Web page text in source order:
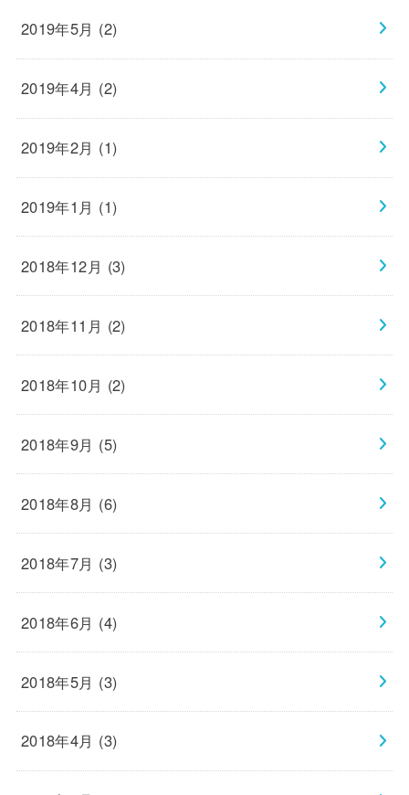
2019年5月 (2)
2019年4月 (2)
2019年2月 (1)
2019年1月 (1)
2018年12月 (3)
2018年11月 (2)
2018年10月 (2)
2018年9月 (5)
2018年8月 (6)
2018年7月 (3)
2018年6月 (4)
2018年5月 (3)
2018年4月 (3)